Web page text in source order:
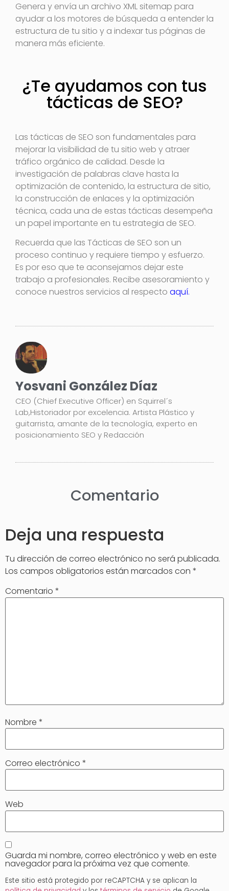
Genera y envía un archivo XML sitemap para
ayudar a los motores de búsqueda a entender la
estructura de tu sitio y a indexar tus páginas de
manera más eficiente.
¿Te ayudamos con tus
tácticas de SEO?
Las tácticas de SEO son fundamentales para
mejorar la visibilidad de tu sitio web y atraer
tráfico orgánico de calidad. Desde la
investigación de palabras clave hasta la
optimización de contenido, la estructura de sitio,
la construcción de enlaces y la optimización
técnica, cada una de estas tácticas desempeña
un papel importante en tu estrategia de SEO.
Recuerda que las Tácticas de SEO son un
proceso continuo y requiere tiempo y esfuerzo.
Es por eso que te aconsejamos dejar este
trabajo a profesionales. Recibe asesoramiento y
conoce nuestros servicios al respecto aquí.
Yosvani González Díaz
CEO (Chief Executive Officer) en Squirrel´s
Lab,Historiador por excelencia. Artista Plástico y
guitarrista, amante de la tecnología, experto en
posicionamiento SEO y Redacción
Comentario
Deja una respuesta
Tu dirección de correo electrónico no será publicada.
Los campos obligatorios están marcados con *
Comentario *
Nombre *
Correo electrónico *
Web
Guarda mi nombre, correo electrónico y web en este
navegador para la próxima vez que comente.
Este sitio está protegido por reCAPTCHA y se aplican la